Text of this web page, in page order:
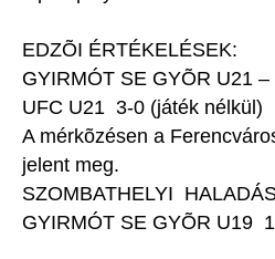
EDZÕI ÉRTÉKELÉSEK:
GYIRMÓT SE GYÕR U21
UFC U21 3-0 (játék nélkül)
A mérkõzésen a
jelent meg.
SZOMBATHELYI
GYIRMÓT SE GYÕR U19